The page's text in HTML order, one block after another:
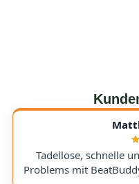
Tadellose, schnelle
Problems mit